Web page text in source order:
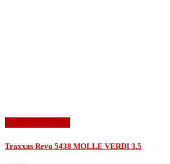
In offerta!-0,25 €
Traxxas Revo 5438 MOLLE VERDI 3.5